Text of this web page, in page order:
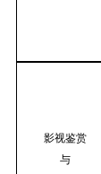
影视鉴赏
与